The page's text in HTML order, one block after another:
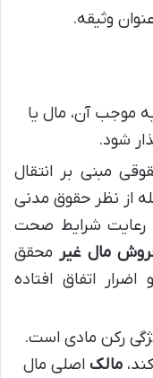
وثیقه.
موجب آن، مال یا
شود.
مبنی بر انتقال
از نظر حقوق مدنی
رعایت شرایط صحت
مال غیر محقق
اتفاق افتاده
رکن مادی است.
مالک اصلی مال